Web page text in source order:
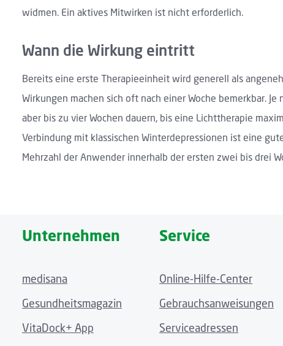
widmen. Ein aktives Mitwirken ist nicht erforderlich.
Wann die Wirkung eintritt
Bereits eine erste Therapieeinheit wird generell als
Wirkungen machen sich oft nach einer Woche bemerkbar. Je
aber bis zu vier Wochen dauern, bis eine Lichttherapie
Verbindung mit klassischen Winterdepressionen ist eine
Mehrzahl der Anwender innerhalb der ersten zwei bis drei
Unternehmen
medisana
Gesundheitsmagazin
VitaDock+ App
Service
Online-Hilfe-Center
Gebrauchsanweisungen
Serviceadressen